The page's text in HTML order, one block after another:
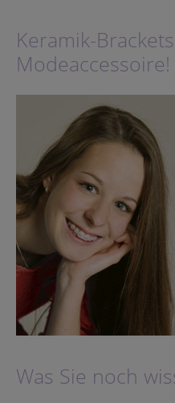
Keramik-
Modeaccessoire!
Was Sie noch